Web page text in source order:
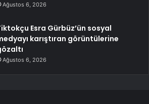
Ağustos 6, 2026
Esra Gürbüz’ün sosyal
karıştıran görüntülerine
Ağustos 6, 2026